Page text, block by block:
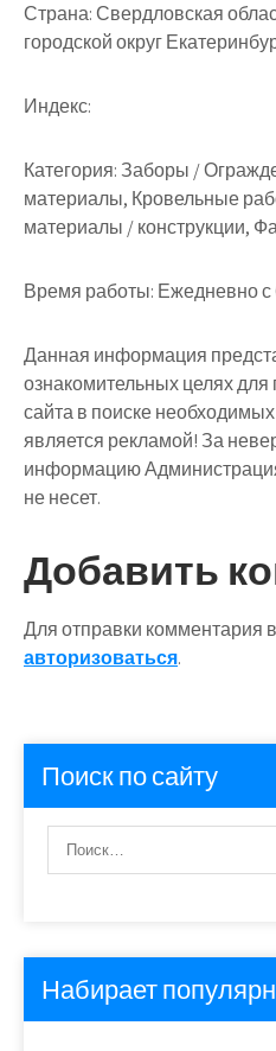
Страна: Свердловская
городской округ
Индекс:
Категория: Заборы /
материалы, Кровельные
материалы / конструкции,
Время работы: Ежедневно с
Данная информация
ознакомительных целях
сайта в поиске
является рекламой! За
информацию
не несет.
Добавить
Для отправки комментария
авторизоваться.
Поиск по сайту
Набирает